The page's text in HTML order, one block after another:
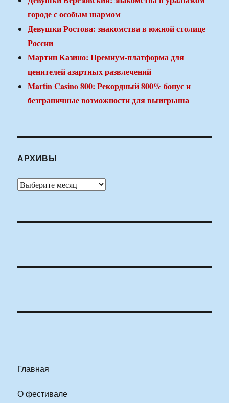
городе с особым шармом
Девушки Ростова: знакомства в южной столице
России
Мартин Казино: Премиум-платформа для
ценителей азартных развлечений
Martin Casino 800: Рекордный 800% бонус и
безграничные возможности для выигрыша
АРХИВЫ
Архивы
Главная
О фестивале